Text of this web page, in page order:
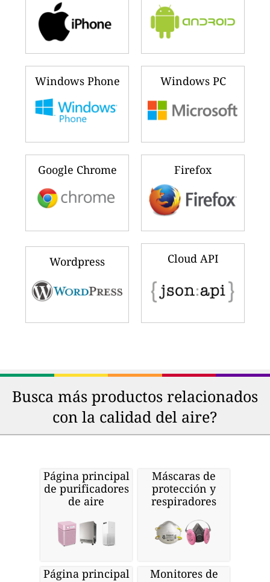
Windows Phone Windows PC
Google Chrome Firefox
Wordpress Cloud API
Busca más productos relacionados
con la calidad del aire?
Página principal
de purificadores
de aire
Máscaras de
protección y
respiradores
Página principal
Monitores de